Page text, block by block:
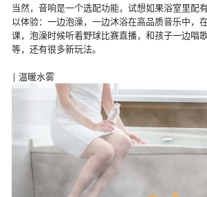
当然，音响是一个选配功能，试想如果浴室里配
以体验：一边泡澡，一边沐浴在高品质音乐中，
课，泡澡时候听着野球比赛直播，和孩子一边唱
等，还有很多新玩法。
| 温暖水雾